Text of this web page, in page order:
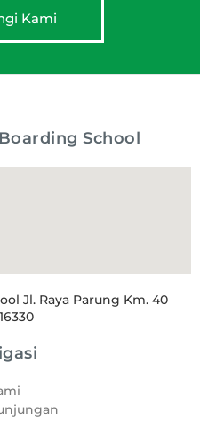
Kami
School
Jl. Raya Parung Km. 40